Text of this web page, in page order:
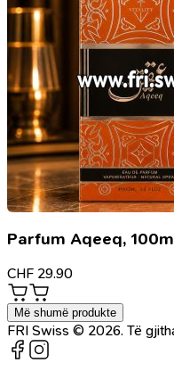
Parfum Aqeeq,
CHF 29.90
Më shumë produkte
FRI Swiss © 2026. Të